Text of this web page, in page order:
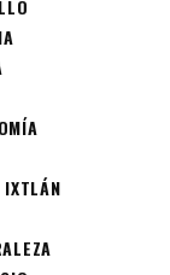
IXTLÁN